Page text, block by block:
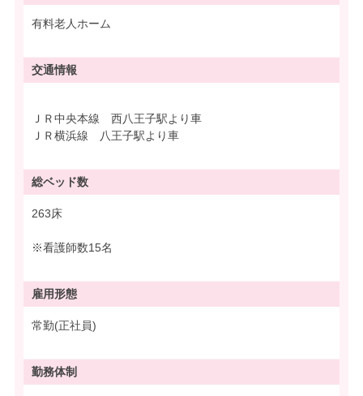
有料老人ホーム
交通情報
ＪＲ中央本線 西八王子駅より車
ＪＲ横浜線 八王子駅より車
総ベッド数
263床
※看護師数15名
雇用形態
常勤(正社員)
勤務体制